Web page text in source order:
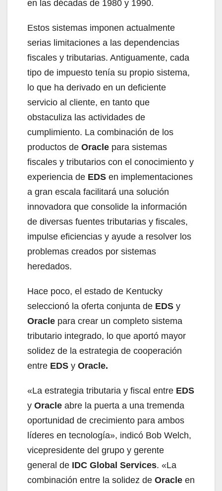
en las décadas de 1980 y 1990.
Estos sistemas imponen actualmente
serias limitaciones a las dependencias
fiscales y tributarias. Antiguamente, cada
tipo de impuesto tenía su propio sistema,
lo que ha derivado en un deficiente
servicio al cliente, en tanto que
obstaculiza las actividades de
cumplimiento. La combinación de los
productos de Oracle para sistemas
fiscales y tributarios con el conocimiento y
experiencia de EDS en implementaciones
a gran escala facilitará una solución
innovadora que consolide la información
de diversas fuentes tributarias y fiscales,
impulse eficiencias y ayude a resolver los
problemas creados por sistemas
heredados.
Hace poco, el estado de Kentucky
seleccionó la oferta conjunta de EDS y
Oracle para crear un completo sistema
tributario integrado, lo que aportó mayor
solidez de la estrategia de cooperación
entre EDS y Oracle.
«La estrategia tributaria y fiscal entre EDS
y Oracle abre la puerta a una tremenda
oportunidad de crecimiento para ambos
líderes en tecnología», indicó Bob Welch,
vicepresidente del grupo y gerente
general de IDC Global Services. «La
combinación entre la solidez de Oracle en